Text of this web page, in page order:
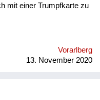
mit einer Trumpfkarte zu
Vorarlberg
13. November 2020